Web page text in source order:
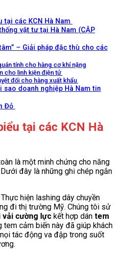
tại các KCN Hà Nam
vật tư tại Hà Nam (CẬP
– Giải pháp đặc thù cho các
tính cho hàng cơ khí nặng
cho linh kiện điện tử
đối cho hàng xuất khẩu
doanh nghiệp Hà Nam tin
Đỏ
tại các KCN Hà
là một minh chứng cho năng
đây là những ghi chép ngắn
Thực hiện lashing dây chuyền
đi thị trường Mỹ. Chúng tôi sử
vải cường lực kết hợp dán tem
tem cảm biến này đã giúp khách
tác động va đập trong suốt